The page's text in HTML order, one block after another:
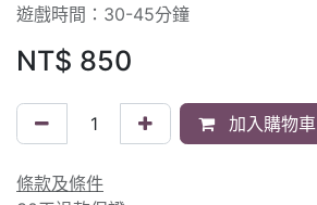
遊戲時間：30-45分鐘
NT$ 850
加入購物車
條款及條件